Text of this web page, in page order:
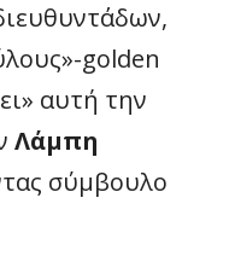
golden
αυτή την
Λάμπη
σύμβουλο